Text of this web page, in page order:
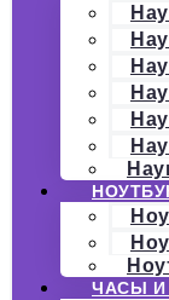
ЧАСЫ И